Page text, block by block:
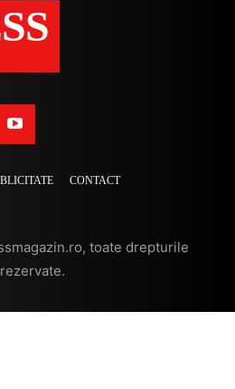
CONTACT
toate drepturile
rezervate.